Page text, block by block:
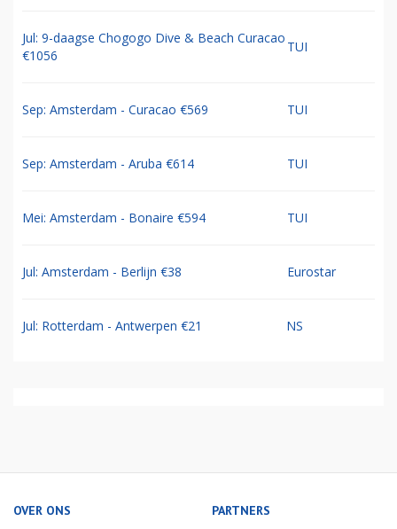
Jul: 9-daagse Chogogo Dive & Beach Curacao
€1056
TUI
Sep: Amsterdam - Curacao €569 TUI
Sep: Amsterdam - Aruba €614 TUI
Mei: Amsterdam - Bonaire €594 TUI
Jul: Amsterdam - Berlijn €38 Eurostar
Jul: Rotterdam - Antwerpen €21 NS
OVER ONS PARTNERS